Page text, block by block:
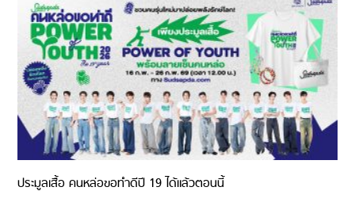
ประมูลเสื้อ คนหล่อขอทำดีปี 19 ได้แล้วตอนนี้